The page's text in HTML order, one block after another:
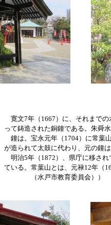
寛文7年（1667）に、それまでの
って鋳造された銅鐘である。朱舜
鐘は。宝永元年（1704）に常葉
が造られて太鼓に代わり、元の鐘
明治5年（1872）、県庁に移され
ている。常葉山とは、元禄12年（
（水戸市教育委員会））